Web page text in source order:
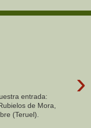
›
entrada:
de Mora,
(Teruel).